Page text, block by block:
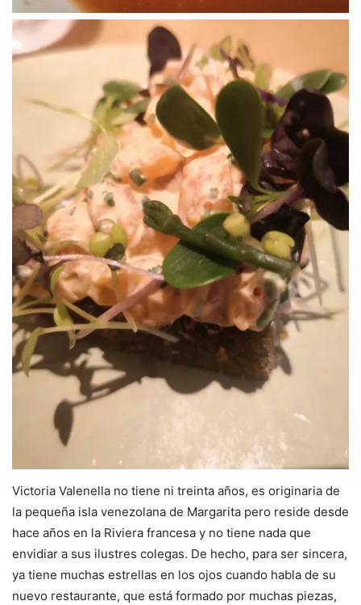
Victoria Valenella no tiene ni treinta años, es originaria de
la pequeña isla venezolana de Margarita pero reside desde
hace años en la Riviera francesa y no tiene nada que
envidiar a sus ilustres colegas. De hecho, para ser sincera,
ya tiene muchas estrellas en los ojos cuando habla de su
nuevo restaurante, que está formado por muchas piezas,